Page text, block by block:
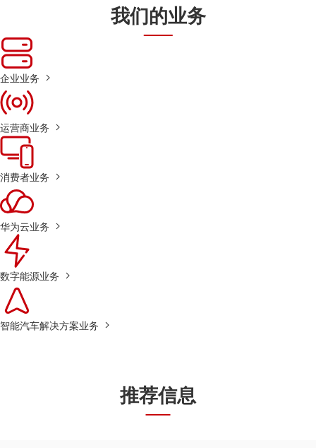
我们的业务
企业业务
运营商业务
消费者业务
华为云业务
数字能源业务
智能汽车解决方案业务
推荐信息